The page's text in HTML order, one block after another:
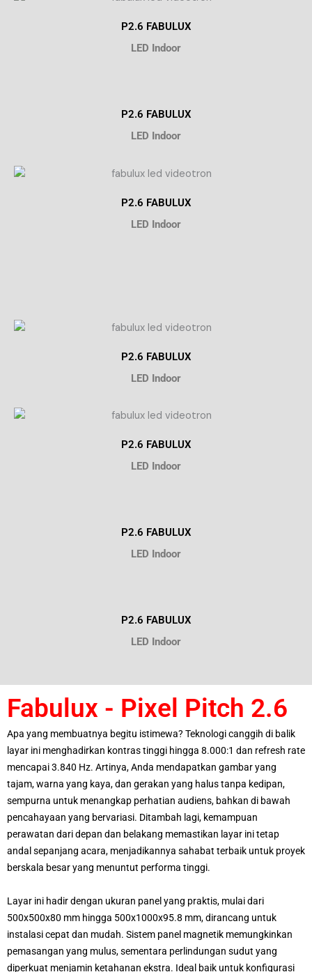
P2.6 FABULUX
LED Indoor
P2.6 FABULUX
LED Indoor
P2.6 FABULUX
LED Indoor
P2.6 FABULUX
LED Indoor
P2.6 FABULUX
LED Indoor
P2.6 FABULUX
LED Indoor
P2.6 FABULUX
LED Indoor
Fabulux - Pixel Pitch 2.6
Apa yang membuatnya begitu istimewa? Teknologi canggih di balik
layar ini menghadirkan kontras tinggi hingga 8.000:1 dan refresh rate
mencapai 3.840 Hz. Artinya, Anda mendapatkan gambar yang
tajam, warna yang kaya, dan gerakan yang halus tanpa kedipan,
sempurna untuk menangkap perhatian audiens, bahkan di bawah
pencahayaan yang bervariasi. Ditambah lagi, kemampuan
perawatan dari depan dan belakang memastikan layar ini tetap
andal sepanjang acara, menjadikannya sahabat terbaik untuk proyek
berskala besar yang menuntut performa tinggi.
Layar ini hadir dengan ukuran panel yang praktis, mulai dari
500x500x80 mm hingga 500x1000x95.8 mm, dirancang untuk
instalasi cepat dan mudah. Sistem panel magnetik memungkinkan
pemasangan yang mulus, sementara perlindungan sudut yang
diperkuat menjamin ketahanan ekstra. Ideal baik untuk konfigurasi